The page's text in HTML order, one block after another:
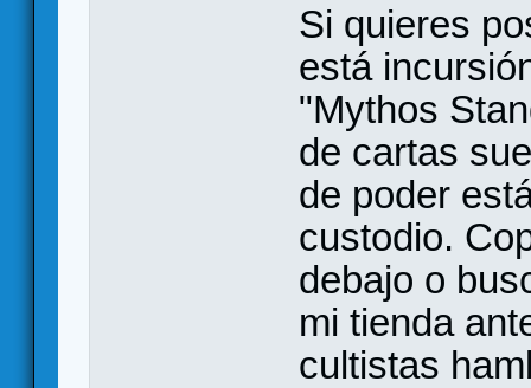
Si quieres
está
"Mythos
de cartas
de poder
custodio.
debajo o
mi tienda
cultistas